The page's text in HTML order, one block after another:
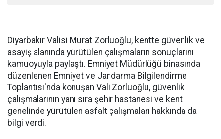
Diyarbakır Valisi Murat Zorluoğlu, kentte güvenlik ve
asayiş alanında yürütülen çalışmaların sonuçlarını
kamuoyuyla paylaştı. Emniyet Müdürlüğü binasında
düzenlenen Emniyet ve Jandarma Bilgilendirme
Toplantısı'nda konuşan Vali Zorluoğlu, güvenlik
çalışmalarının yanı sıra şehir hastanesi ve kent
genelinde yürütülen asfalt çalışmaları hakkında da
bilgi verdi.